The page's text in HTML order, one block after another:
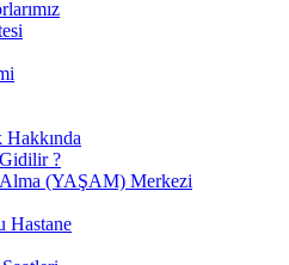
?
Alma (YAŞAM) Merkezi
Hastane